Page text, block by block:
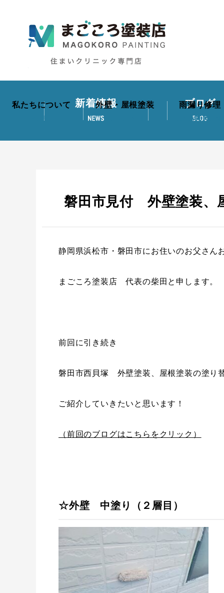
私たちについて 外壁・屋根塗装 雨漏り修理
新着情報 ブログ
磐田市見付 外壁塗装
静岡県浜松市・磐田市にお住いのお父さん
まごころ塗装店 代表の柴田と申します。
前回に引き続き
磐田市西貝塚 外壁塗装、屋根塗装の塗り
ご紹介していきたいと思います！
（前回のブログはこちらをクリック）
☆外壁 中塗り（２層目）